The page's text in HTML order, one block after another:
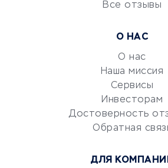
УСЛУГИ ДЛЯ БИЗНЕСА
документооборот
Юридические компании
Аудиторские компании
Все отзывы
О НАС
О нас
Наша миссия
Сервисы
Инвесторам
Достоверность
Обратная
ДЛЯ